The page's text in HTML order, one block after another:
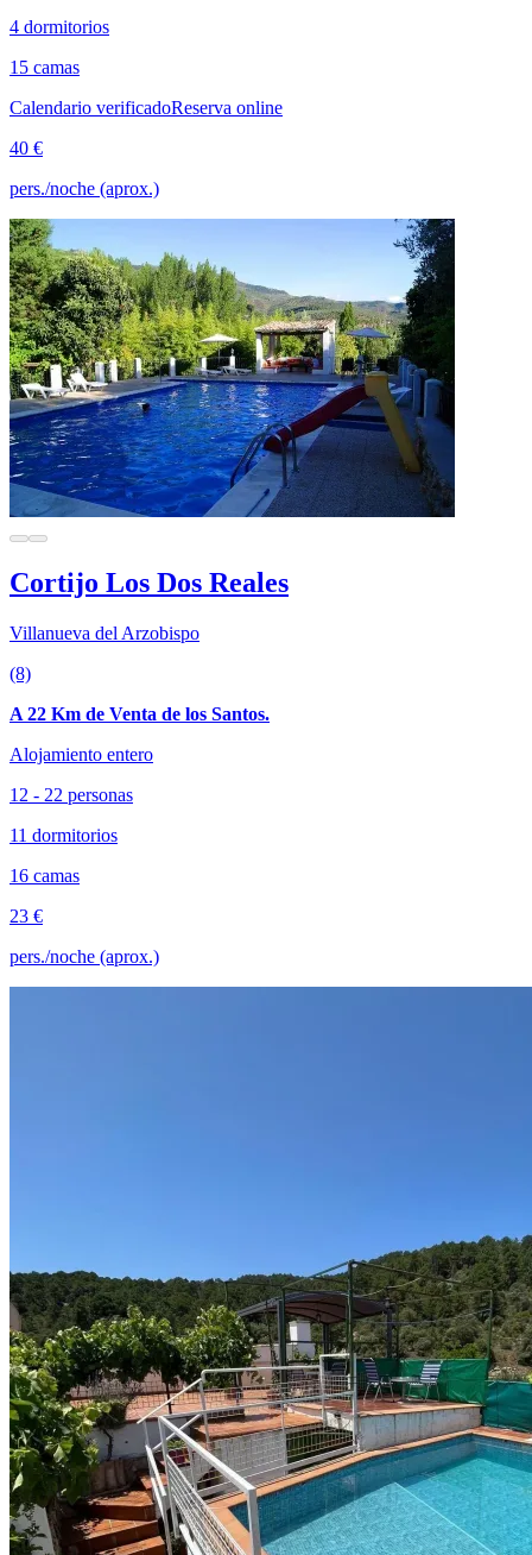
4 dormitorios
15 camas
Calendario verificadoReserva online
40 €
pers./noche (aprox.)
Cortijo Los Dos Reales
Villanueva del Arzobispo
(8)
A 22 Km de Venta de los Santos.
Alojamiento entero
12 - 22 personas
11 dormitorios
16 camas
23 €
pers./noche (aprox.)